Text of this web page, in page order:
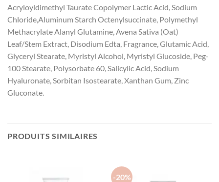
Acryloyldimethyl Taurate Copolymer Lactic Acid, Sodium
Chloride,Aluminum Starch Octenylsuccinate, Polymethyl
Methacrylate Alanyl Glutamine, Avena Sativa (Oat)
Leaf/Stem Extract, Disodium Edta, Fragrance, Glutamic Acid,
Glyceryl Stearate, Myristyl Alcohol, Myristyl Glucoside, Peg-
100 Stearate, Polysorbate 60, Salicylic Acid, Sodium
Hyaluronate, Sorbitan Isostearate, Xanthan Gum, Zinc
Gluconate.
PRODUITS SIMILAIRES
-20%